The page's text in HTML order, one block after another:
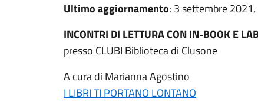
Ultimo aggiornamento: 3 settembre
INCONTRI DI LETTURA CON IN-BOOK E
presso CLUBI Biblioteca di Clusone
A cura di Marianna Agostino
I LIBRI TI PORTANO LONTANO